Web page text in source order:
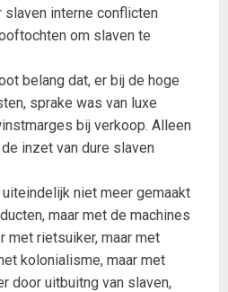
interne conflicten
om slaven te
belang dat, er bij de hoge
sprake was van luxe
bij verkoop. Alleen
inzet van dure slaven
niet meer gemaakt
maar met de machines
met rietsuiker, maar met
kolonialisme, maar met
door uitbuitng van slaven,